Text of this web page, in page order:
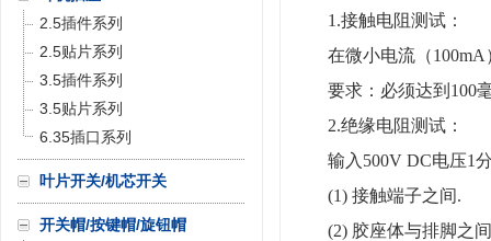
2.5插件系列
2.5贴片系列
3.5插件系列
3.5贴片系列
6.35插口系列
叶片开关/机芯开关
开关帽/按键帽/旋钮帽
1.接触电阻测试：
在微小电流（
要求：必须达到100
2.绝缘电阻测试：
输入500V DC电压1
(1) 接触端子之间.
(2) 胶座体与排脚之